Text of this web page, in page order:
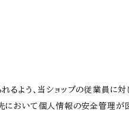
るよう、当ショップの従業員に対
において個人情報の安全管理が